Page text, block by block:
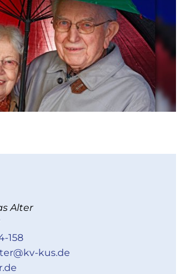
Alter
158
kus.de